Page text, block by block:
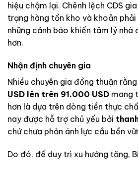
hiệu chậm lại. Chênh lệch CDS
trạng hàng tồn kho và khoản
những cảnh báo khiến tâm lý nhà
hơn.
Nhận định chuyên gia
Nhiều chuyên gia đồng thuận
USD lên trên 91.000 USD mang
hơn là dựa trên dòng tiền thực
nay được hỗ trợ chủ yếu bởi
chứ chưa phản ánh lực cầu bền
Do đó, để duy trì xu hướng tăng,